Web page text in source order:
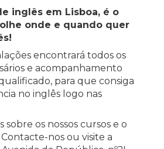
inglês em Lisboa, é o
onde e quando quer
encontrará todos os
e acompanhamento
para que consiga
no inglês logo nas
sobre os nossos cursos e o
nos ou visite a